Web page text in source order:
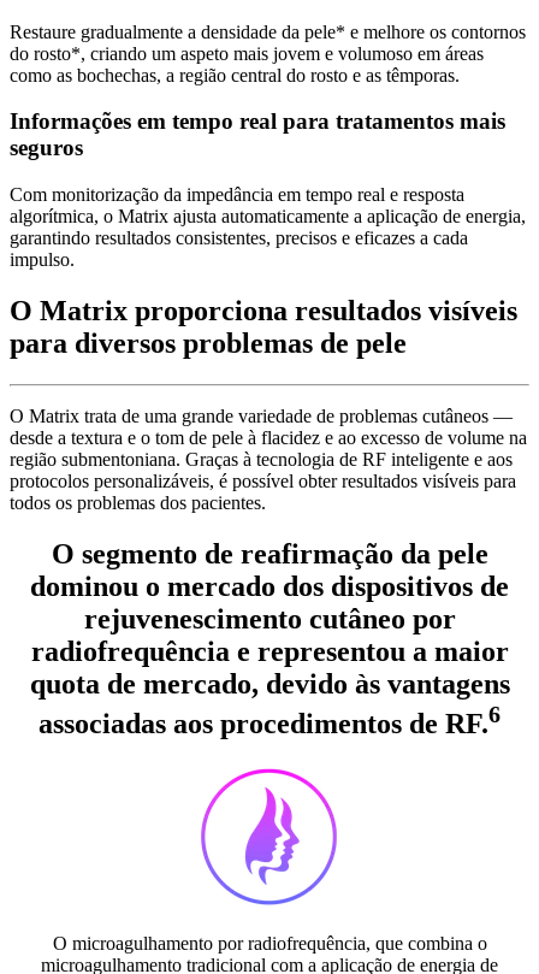
Restaure gradualmente a densidade da pele* e melhore os contornos
do rosto*, criando um aspeto mais jovem e volumoso em áreas
como as bochechas, a região central do rosto e as têmporas.
Informações em tempo real para tratamentos mais
seguros
Com monitorização da impedância em tempo real e resposta
algorítmica, o Matrix ajusta automaticamente a aplicação de energia,
garantindo resultados consistentes, precisos e eficazes a cada
impulso.
O Matrix proporciona resultados visíveis
para diversos problemas de pele
O Matrix trata de uma grande variedade de problemas cutâneos —
desde a textura e o tom de pele à flacidez e ao excesso de volume na
região submentoniana. Graças à tecnologia de RF inteligente e aos
protocolos personalizáveis, é possível obter resultados visíveis para
todos os problemas dos pacientes.
O segmento de reafirmação da pele
dominou o mercado dos dispositivos de
rejuvenescimento cutâneo por
radiofrequência e representou a maior
quota de mercado, devido às vantagens
associadas aos procedimentos de RF.6
O microagulhamento por radiofrequência, que combina o
microagulhamento tradicional com a aplicação de energia de